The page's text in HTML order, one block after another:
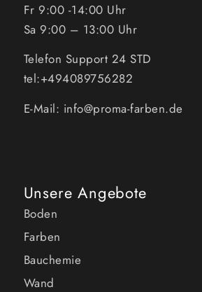
Fr 9:00 -14:00 Uhr
Sa 9:00 – 13:00 Uhr
Telefon Support 24 STD
tel:+494089756282
E-Mail: info@proma-farben.de
Unsere Angebote
Boden
Farben
Bauchemie
Wand